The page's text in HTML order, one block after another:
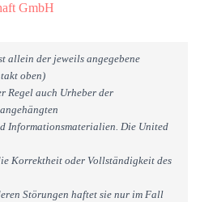
GmbH
allein der jeweils angegebene
oben)
Regel auch Urheber der
Informationsmaterialien. Die United
Korrektheit oder Vollständigkeit des
Störungen haftet sie nur im Fall